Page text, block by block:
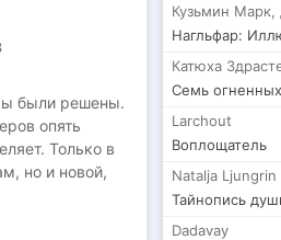
были решены.
опять
Только в
но и новой,
Кузьмин Марк,
Катюха
Семь
Larchout
Воплощатель
Natalja Ljungrin
Тайнопись
Dadavay